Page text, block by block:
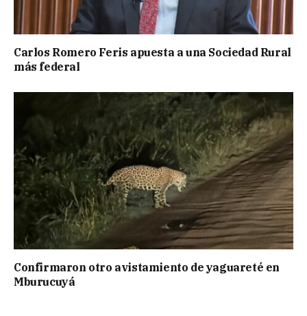
Carlos Romero Feris apuesta a una Sociedad Rural
más federal
Confirmaron otro avistamiento de yaguareté en
Mburucuyá